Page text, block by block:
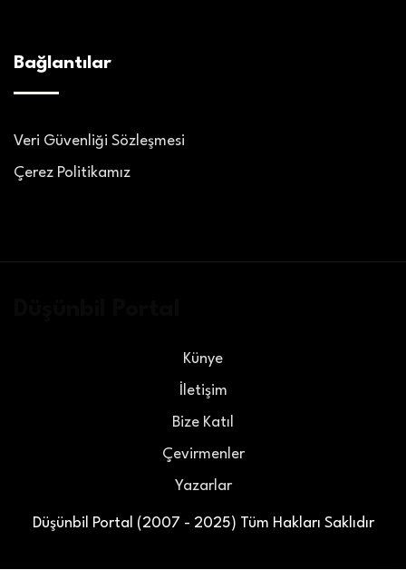
Bağlantılar
Veri Güvenliği Sözleşmesi
Çerez Politikamız
Düşünbil Portal (2007 - 2025) Tüm Hakları Saklıdır
Künye
İletişim
Bize Katıl
Çevirmenler
Yazarlar